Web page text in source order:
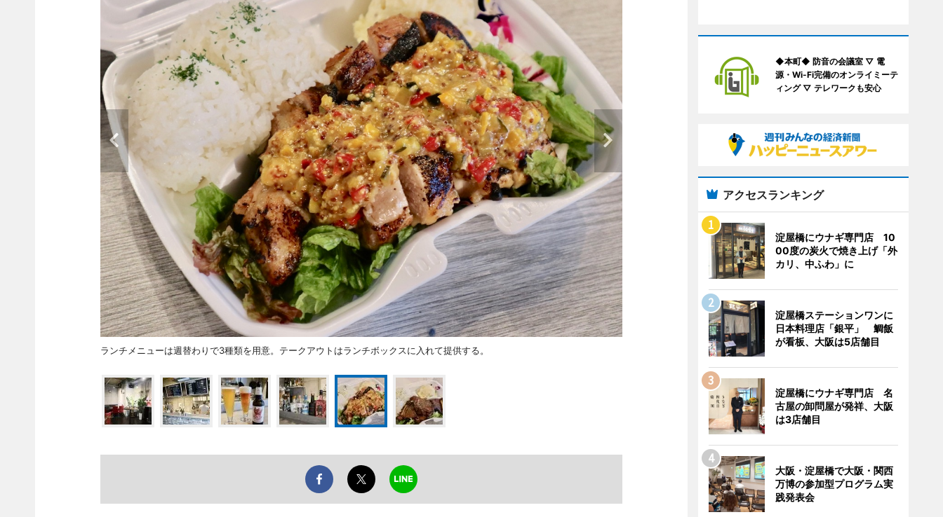
ランチメニューは週替わりで3種類を用意。テークアウトはランチボックスに入れて提供する。
◆本町◆ 防音の会議室 ▽ 電
源・Wi-Fi完備のオンライミーテ
ィング ▽ テレワークも安心
アクセスランキング
淀屋橋にウナギ専門店 10
00度の炭火で焼き上げ「外
カリ、中ふわ」に
淀屋橋ステーションワンに
日本料理店「銀平」 鯛飯
が看板、大阪は5店舗目
淀屋橋にウナギ専門店 名
古屋の卸問屋が発祥、大阪
は3店舗目
大阪・淀屋橋で大阪・関西
万博の参加型プログラム実
践発表会